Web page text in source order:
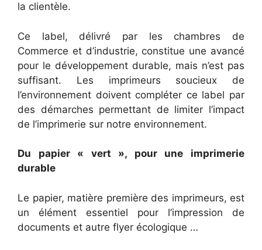
la clientèle.
Ce label, délivré par les chambres de
Commerce et d’industrie, constitue une avancé
pour le développement durable, mais n’est pas
suffisant. Les imprimeurs soucieux de
l’environnement doivent compléter ce label par
des démarches permettant de limiter l’impact
de l’imprimerie sur notre environnement.
Du papier « vert », pour une imprimerie
durable
Le papier, matière première des imprimeurs, est
un élément essentiel pour l’impression de
documents et autre flyer écologique …